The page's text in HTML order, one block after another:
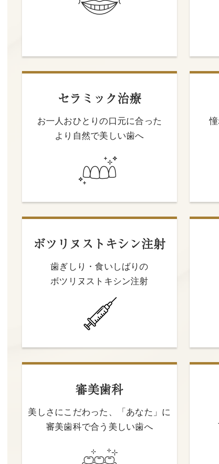
セラミック治療
お一人おひとりの口元に合った
より自然で美しい歯へ
ボツリヌストキシン注射
歯ぎしり・食いしばりの
ボツリヌストキシン注射
審美歯科
美しさにこだわった、「あなた」に
審美歯科で合う美しい歯へ